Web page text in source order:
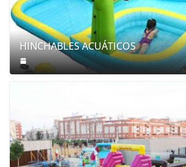
HINCHABLES ACUÁTICOS